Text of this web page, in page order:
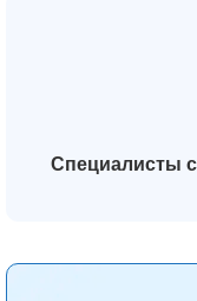
Специалисты